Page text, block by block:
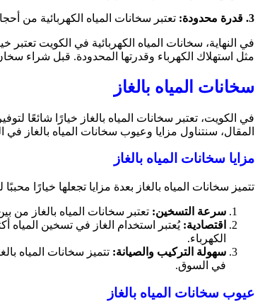
3. قدرة محدودة: تعتبر سخانات المياه الكهربائية من
في النهاية، سخانات المياه الكهربائية في الكويت
مثل استهلاك الكهرباء وقدرتها المحدودة. قبل شراء
سخانات المياه بالغاز
في الكويت، تعتبر سخانات المياه بالغاز خيارًا شائعًا
المقال، سنتناول مزايا وعيوب سخانات المياه بالغاز في
مزايا سخانات المياه بالغاز
تتميز سخانات المياه بالغاز بعدة مزايا تجعلها خيارًا
سرعة التسخين: تعتبر سخانات المياه بالغاز
اقتصادية: يُعتبر استخدام الغاز في تسخين المياه
الكهرباء.
سهولة التركيب والصيانة: تتميز سخانات المياه
في السوق.
عيوب سخانات المياه بالغاز